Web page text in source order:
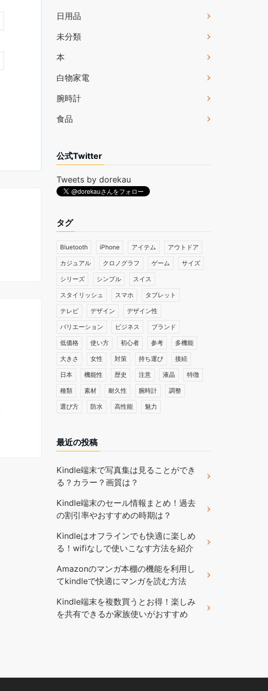
日用品
未分類
本
白物家電
腕時計
食品
公式Twitter
Tweets by dorekau
タグ
Bluetooth iPhone アイテム アウトドア
カジュアル クロノグラフ ゲーム サイズ
シリーズ シンプル スイス
スタイリッシュ スマホ タブレット
テレビ デザイン デザイン性
バリエーション ビジネス ブランド
低価格 使い方 初心者 参考 多機能
大きさ 女性 対策 持ち運び 接続
日本 機能性 歴史 注意 液晶 特徴
種類 素材 耐久性 腕時計 調整
選び方 防水 高性能 魅力
最近の投稿
Kindle端末で写真集は見ることができ
る？カラー？画質は？
Kindle端末のセール情報まとめ！過去
の割引率やおすすめの時期は？
Kindleはオフラインでも快適に楽しめ
る！wifiなしで使いこなす方法を紹介
Amazonのマンガ本棚の機能を利用し
てkindleで快適にマンガを読む方法
Kindle端末を複数買うとお得！楽しみ
を共有できるか家族使いがおすすめ